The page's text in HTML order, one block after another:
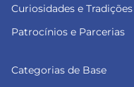
Curiosidades e Tradições
Patrocínios e Parcerias
Categorias de Base